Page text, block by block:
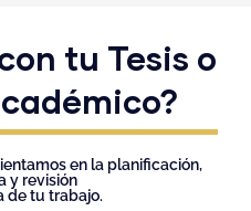
tu Tesis o
en la planificación,
y revisión
de tu trabajo.